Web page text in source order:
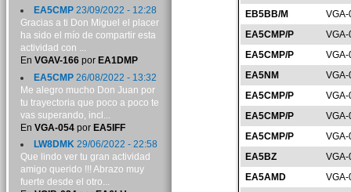
EB5BB/M
EA5CMP/P
EA5CMP/P
EA5NM
EA5CMP/P
EA5CMP/P
EA5CMP/P
EA5BZ
EA5AMD
EA5CMP23/09/2022 - 12:28
Gracias a ti Don Miguel el placer
ha sido el mío de compartir esta
actividad con ...
En VGAV-166por EA1DMP
EA5CMP26/08/2022 - 13:32
Me alegro mucho Don Juan por
tu trayectoria que poco a poco te
vas superando, incl...
En VGA-054por EA5IFF
LW8DMK29/06/2022 - 22:58
Que lindo ver tu gran actividad
amigo querido !!! Abrazo muy
fuerte desde el otro...